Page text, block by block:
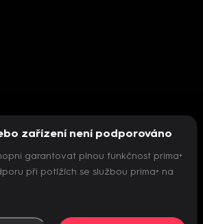
se inicializovat přehrávač
zařízení není podporováno
garantovat plnou funkčnost prima+
při potížích se službou prima+ na